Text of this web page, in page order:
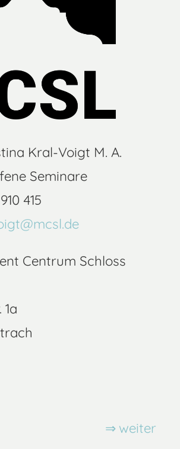
Kral-Voigt M. A.
Seminare
415
Centrum Schloss
weiter